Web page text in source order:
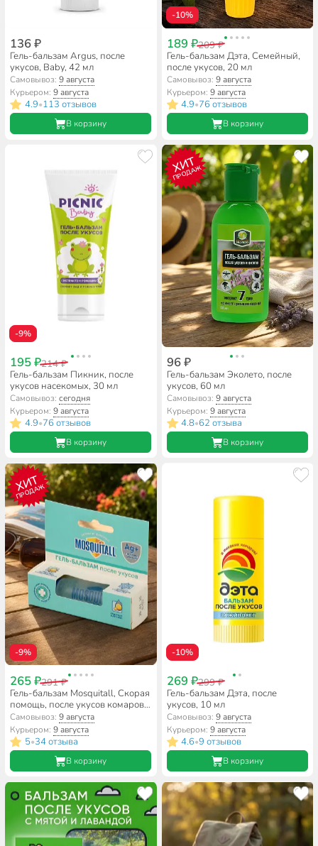
136 ₽
Гель-бальзам Argus, после
укусов, Baby, 42 мл
Самовывоз:9 августа
Курьером:9 августа
4.9•113 отзывов
В корзину
-10%
189 ₽209 ₽
Гель-бальзам Дэта, Семейный,
после укусов, 20 мл
Самовывоз: 9 августа
Курьером: 9 августа
4.9•76 отзывов
В корзину
-9%
195 ₽214 ₽
Гель-бальзам Пикник, после
укусов насекомых, 30 мл
Самовывоз:сегодня
Курьером:9 августа
4.9•76 отзывов
В корзину
ХИТ
ПРОДАЖ
96 ₽
Гель-бальзам Эколето, после
укусов, 60 мл
Самовывоз: 9 августа
Курьером: 9 августа
4.8•62 отзыва
В корзину
ХИТ
ПРОДАЖ
-9%
265 ₽291 ₽
Гель-бальзам Mosquitall, Скорая
помощь, после укусов комаров,
10 мл
Самовывоз:9 августа
Курьером:9 августа
5•34 отзыва
В корзину
-10%
269 ₽299 ₽
Гель-бальзам Дэта, после
укусов, 10 мл
Самовывоз: 9 августа
Курьером: 9 августа
4.6•9 отзывов
В корзину